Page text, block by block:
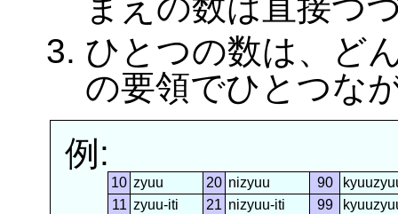
ひとつの数は、ど
の要領でひとつな
例:
10 zyuu 20 nizyuu 90
11 zyuu-iti 21 nizyuu-iti 99